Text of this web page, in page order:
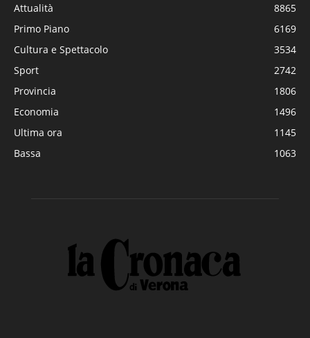
Attualità
8865
Primo Piano
6169
Cultura e Spettacolo
3534
Sport
2742
Provincia
1806
Economia
1496
Ultima ora
1145
Bassa
1063